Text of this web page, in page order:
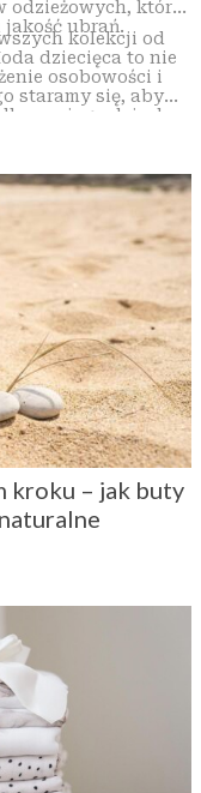
odzieżowych, które
ubrań.
kolekcji od
dziecięca to nie
osobowości i
staramy się, aby
swojego dziecka.
kroku – jak buty